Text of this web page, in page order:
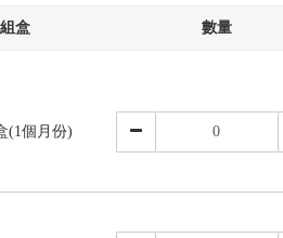
盒 數量
(1個月份)